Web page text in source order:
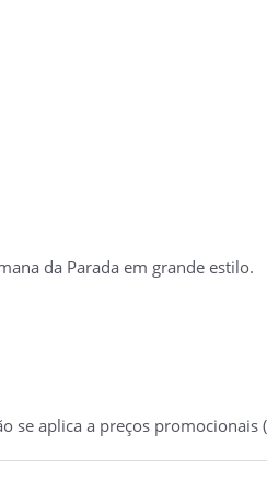
da Parada em grande estilo.
aplica a preços promocionais